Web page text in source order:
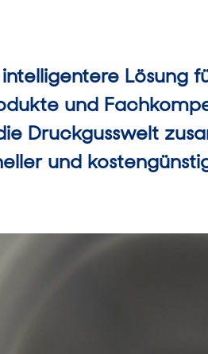
Lösung
und
Druckgusswelt
und